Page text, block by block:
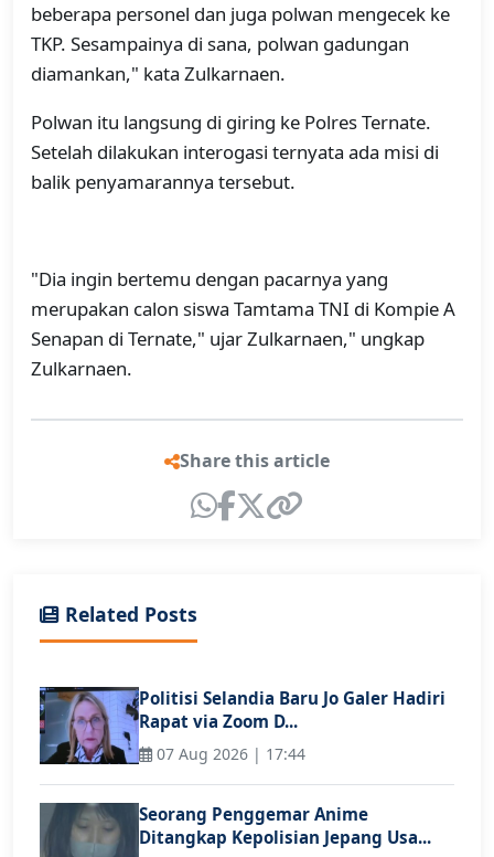
beberapa personel dan juga polwan mengecek ke
TKP. Sesampainya di sana, polwan gadungan
diamankan," kata Zulkarnaen.
Polwan itu langsung di giring ke Polres Ternate.
Setelah dilakukan interogasi ternyata ada misi di
balik penyamarannya tersebut.
"Dia ingin bertemu dengan pacarnya yang
merupakan calon siswa Tamtama TNI di Kompie A
Senapan di Ternate," ujar Zulkarnaen," ungkap
Zulkarnaen.
Share this article
Related Posts
Politisi Selandia Baru Jo Galer Hadiri
Rapat via Zoom D...
07 Aug 2026 | 17:44
Seorang Penggemar Anime
Ditangkap Kepolisian Jepang Usa...